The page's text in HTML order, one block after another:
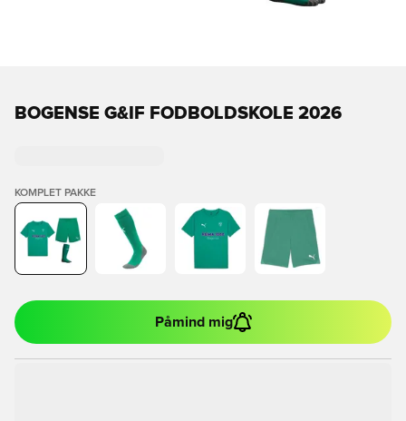
BOGENSE G&IF FODBOLDSKOLE 2026
KOMPLET PAKKE
Påmind mig